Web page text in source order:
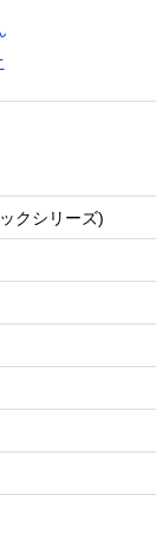
クシリーズ)